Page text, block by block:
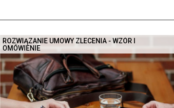
ROZWIĄZANIE UMOWY ZLECENIA - WZÓR I
OMÓWIENIE